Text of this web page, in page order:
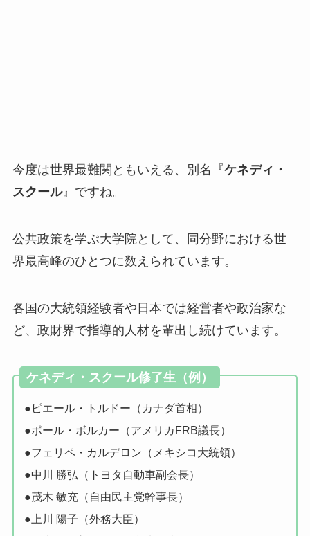
今度は世界最難関ともいえる、別名『ケネディ・
スクール』ですね。
公共政策を学ぶ大学院として、同分野における世
界最高峰のひとつに数えられています。
各国の大統領経験者や日本では経営者や政治家な
ど、政財界で指導的人材を輩出し続けています。
ケネディ・スクール修了生（例）
●ピエール・トルドー（カナダ首相）
●ポール・ボルカー（アメリカFRB議長）
●フェリペ・カルデロン（メキシコ大統領）
●中川 勝弘（トヨタ自動車副会長）
●茂木 敏充（自由民主党幹事長）
●上川 陽子（外務大臣）